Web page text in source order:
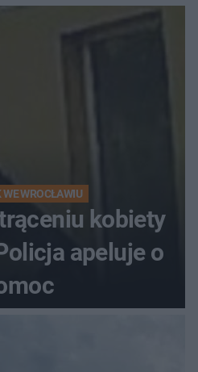
WE WROCŁAWIU
kobiety
apeluje o